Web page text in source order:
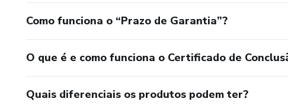
Como funciona o “Prazo de Garantia”?
O que é e como funciona o Certificado de
Quais diferenciais os produtos podem ter?